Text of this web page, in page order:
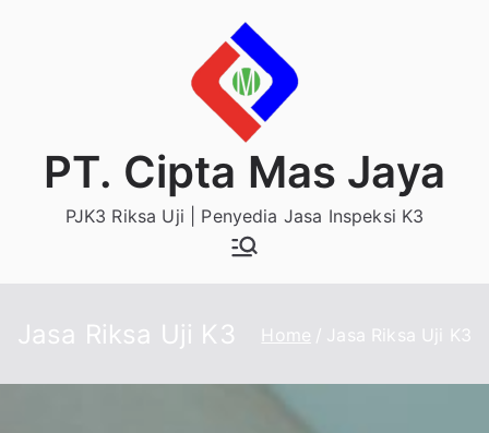
PT. Cipta Mas Jaya
PJK3 Riksa Uji | Penyedia Jasa Inspeksi K3
Jasa Riksa Uji K3 Home Jasa Riksa Uji K3